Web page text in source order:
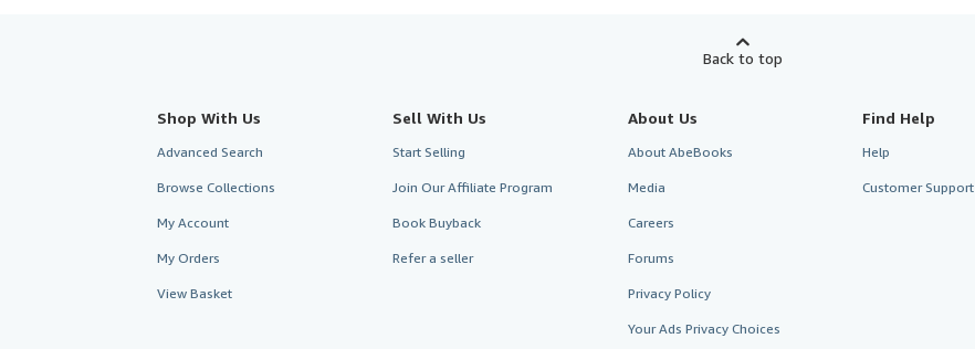
Back to top
Shop With Us
Advanced Search
Browse Collections
My Account
My Orders
View Basket
Sell With Us
Start Selling
Join Our Affiliate Program
Book Buyback
Refer a seller
About Us
About AbeBooks
Media
Careers
Forums
Privacy Policy
Your Ads Privacy Choices
Find Help
Help
Customer Support